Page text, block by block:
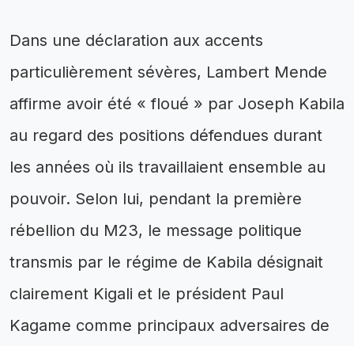
Dans une déclaration aux accents
particulièrement sévères, Lambert Mende
affirme avoir été « floué » par Joseph Kabila
au regard des positions défendues durant
les années où ils travaillaient ensemble au
pouvoir. Selon lui, pendant la première
rébellion du M23, le message politique
transmis par le régime de Kabila désignait
clairement Kigali et le président Paul
Kagame comme principaux adversaires de